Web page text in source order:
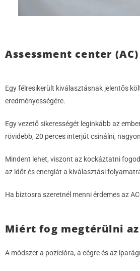
Assessment center
Egy félresikerült kiválasztásnak jelentős
eredményességére.
Egy vezető sikerességét leginkább az
rövidebb, 20 perces interjút csinálni,
Mindent lehet, viszont az kockáztatni
az időt és energiát a kiválasztási
Ha biztosra szeretnél menni érdemes az
Miért fog megtérülni az
A módszer a pozícióra, a cégre és az